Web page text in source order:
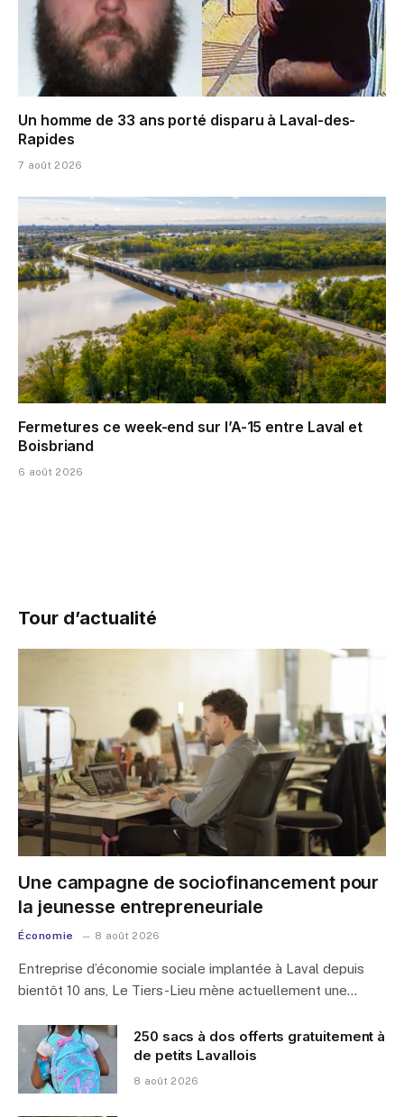
Un homme de 33 ans porté disparu à Laval-des-
Rapides
7 août 2026
Fermetures ce week-end sur l’A-15 entre Laval et
Boisbriand
6 août 2026
Tour d’actualité
Une campagne de sociofinancement pour
la jeunesse entrepreneuriale
Économie 8 août 2026
Entreprise d’économie sociale implantée à Laval depuis
bientôt 10 ans, Le Tiers-Lieu mène actuellement une…
250 sacs à dos offerts gratuitement à
de petits Lavallois
8 août 2026